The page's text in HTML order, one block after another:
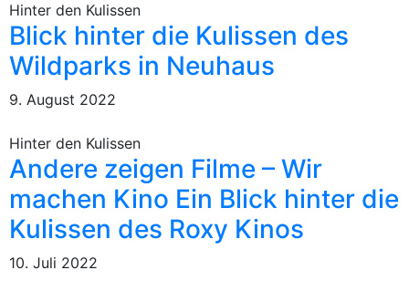
Hinter den Kulissen
Blick hinter die Kulissen des
Wildparks in Neuhaus
9. August 2022
Hinter den Kulissen
Andere zeigen Filme – Wir
machen Kino Ein Blick hinter die
Kulissen des Roxy Kinos
10. Juli 2022